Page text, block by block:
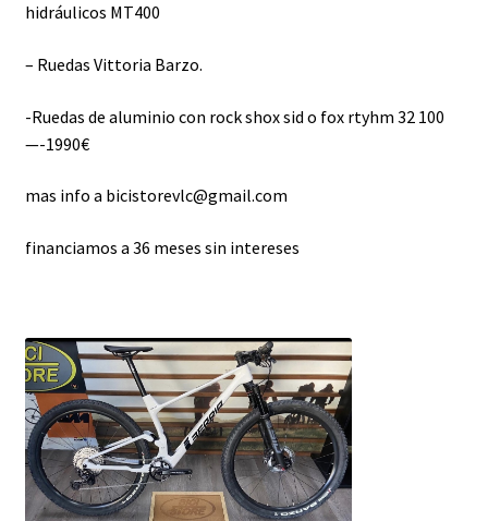
hidráulicos MT400
– Ruedas Vittoria Barzo.
-Ruedas de aluminio con rock shox sid o fox rtyhm 32 100
—-1990€
mas info a bicistorevlc@gmail.com
financiamos a 36 meses sin intereses